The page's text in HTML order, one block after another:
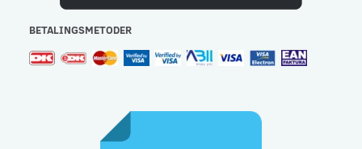
BETALINGSMETODER